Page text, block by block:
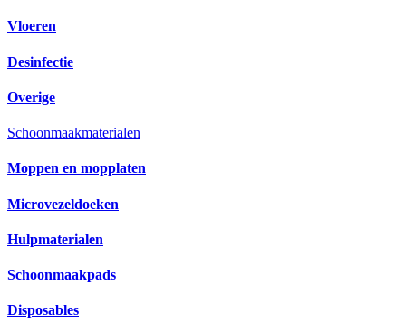
Vloeren
Desinfectie
Overige
Schoonmaakmaterialen
Moppen en mopplaten
Microvezeldoeken
Hulpmaterialen
Schoonmaakpads
Disposables